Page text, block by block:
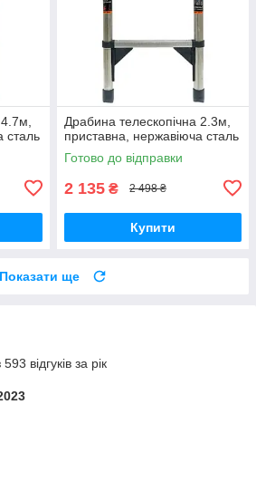
сталь
Драбина телескопічна 2.3м,
приставна, нержавіюча сталь
Готово до відправки
2 135 ₴ 2 498 ₴
Купити
Показати ще
відгуків за рік